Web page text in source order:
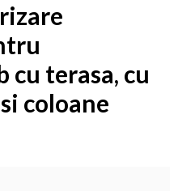
terasa, cu
coloane